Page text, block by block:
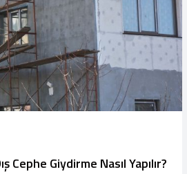
Cephe Giydirme Nasıl Yapılır?